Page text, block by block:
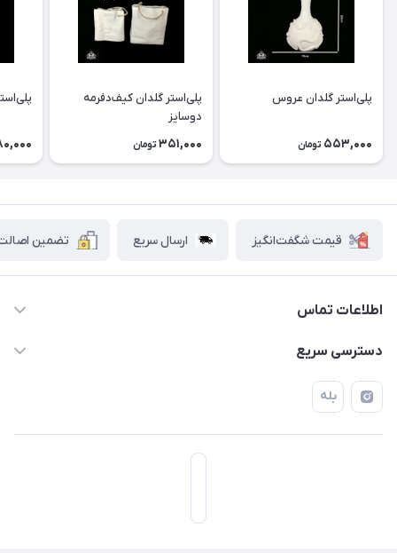
پلی‌استر گلدان عروس
553,000 تومان
پلی‌استر گلدان كيف‌دفرمه
دوسايز
351,000 تومان
قیمت شگفت‌انگیز ارسال سریع تضمین اصالت
اطلاعات تماس
۰۲۱۷۷۰۶۰۰۲۸ ـ ۰۹۱۹۰۰۲۸۲۴۷
فروشگاه آبتین
دسترسی سریع
حساب کاربری
بله